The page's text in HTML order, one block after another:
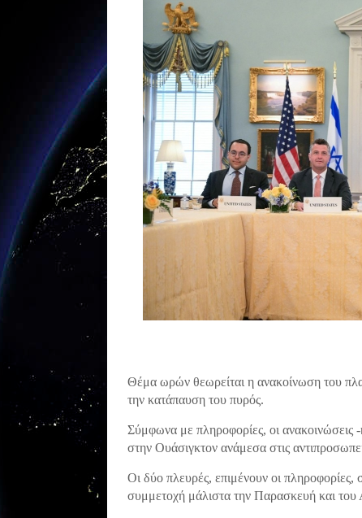
Θέμα ωρών θεωρείται η ανακοίνωση του
την κατάπαυση του πυρός.
Σύμφωνα με πληροφορίες, οι
στην Ουάσιγκτον ανάμεσα στις
Οι δύο πλευρές, επιμένουν οι πληροφορίες,
συμμετοχή μάλιστα την Παρασκευή και